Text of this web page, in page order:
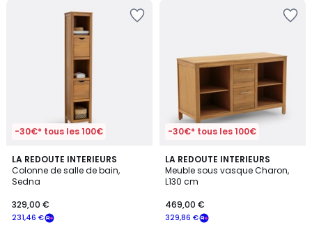
-30€* tous les 100€
LA REDOUTE INTERIEURS
Colonne de salle de bain,
Sedna
231,46 €
329,00 €
3,7
/ 5
-30€* tous les 100€
LA REDOUTE INTERIEURS
Meuble sous vasque Charon,
L130 cm
329,86 €
469,00 €
3
/
5